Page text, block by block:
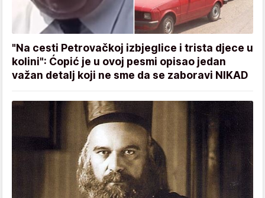
"Na cesti Petrovačkoj izbjeglice i trista djece u
kolini": Ćopić je u ovoj pesmi opisao jedan
važan detalj koji ne sme da se zaboravi NIKAD